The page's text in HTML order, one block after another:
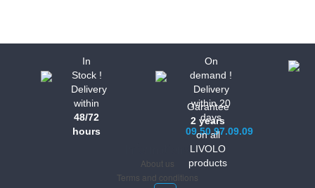
In
Stock !
Delivery
within
48/72
hours
On
demand !
Delivery
within 20
days
09.50.97.09.09
Garantee
2 years
on all
LIVOLO
products
About us
Terms and conditions